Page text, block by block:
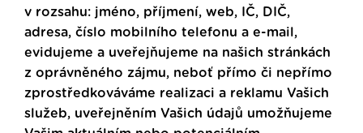
v rozsahu: jméno, příjmení, web, IČ, DIČ,
adresa, číslo mobilního telefonu a e-mail,
evidujeme a uveřejňujeme na našich stránkách
z oprávněného zájmu, neboť přímo či nepřímo
zprostředkováváme realizaci a reklamu Vašich
služeb, uveřejněním Vašich údajů umožňujeme